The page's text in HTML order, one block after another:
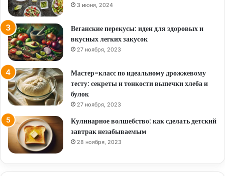
3 июня, 2024
Веганские перекусы: идеи для здоровых и
вкусных легких закусок
27 ноября, 2023
Мастер-класс по идеальному дрожжевому
тесту: секреты и тонкости выпечки хлеба и
булок
27 ноября, 2023
Кулинарное волшебство: как сделать детский
завтрак незабываемым
28 ноября, 2023